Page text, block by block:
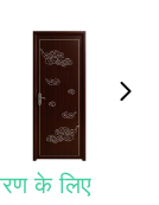
के लिए